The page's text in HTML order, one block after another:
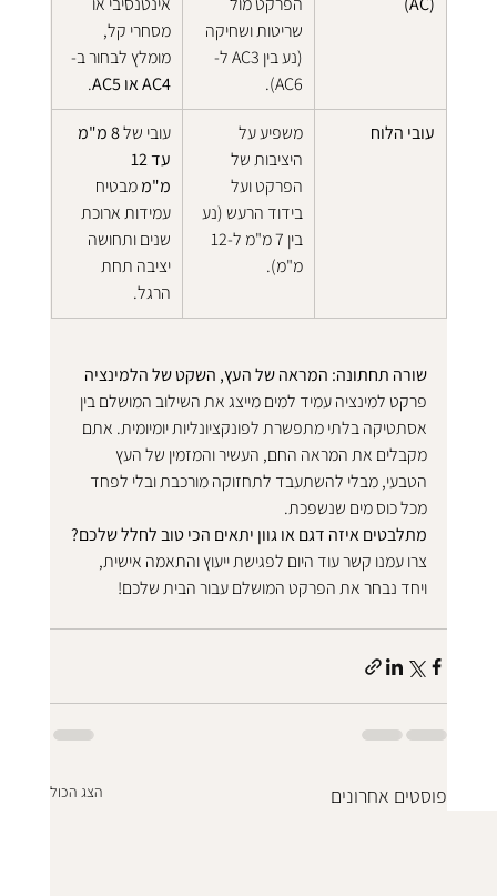
שריטות ושחיקה
(נע בין AC3 ל-
AC6).
מסחרי קל,
מומלץ לבחור ב-
AC4 או AC5
.
עובי הלוח
משפיע על
היציבות של
הפרקט ועל
בידוד הרעש (נע
בין 7 מ"מ ל-12
מ"מ).
עובי של 8 מ"מ
עד 12
מ"מ מבטיח
עמידות ארוכת
שנים ותחושה
יציבה תחת
הרגל.
שורה תחתונה: המראה של העץ, השקט של הלמינציה
פרקט למינציה עמיד למים מייצג את השילוב המושלם בין
אסתטיקה בלתי מתפשרת לפונקציונליות יומיומית. אתם
מקבלים את המראה החם, העשיר והמזמין של העץ
הטבעי, מבלי להשתעבד לתחזוקה מורכבת ובלי לפחד
מכל כוס מים שנשפכת.
מתלבטים איזה דגם או גוון יתאים הכי טוב לחלל שלכם?
צרו עמנו קשר עוד היום לפגישת ייעוץ והתאמה אישית,
ויחד נבחר את הפרקט המושלם עבור הבית שלכם!
פוסטים אחרונים הצג הכול